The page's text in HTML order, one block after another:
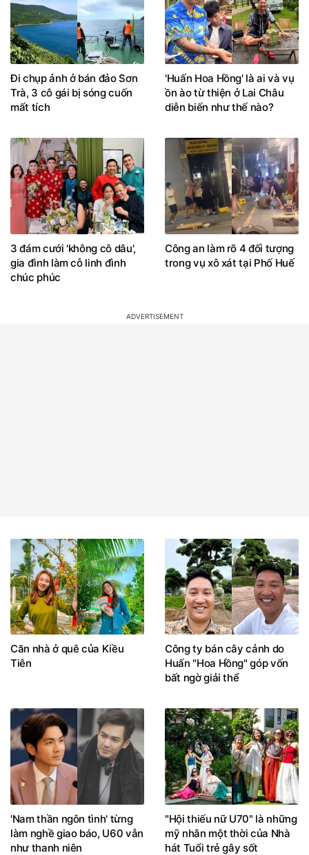
Đi chụp ảnh ở bán đảo Sơn
Trà, 3 cô gái bị sóng cuốn
mất tích
'Huấn Hoa Hồng' là ai và vụ
ồn ào từ thiện ở Lai Châu
diễn biến như thế nào?
3 đám cưới 'không cô dâu',
gia đình làm cỗ linh đình
chúc phúc
Công an làm rõ 4 đối tượng
trong vụ xô xát tại Phố Huế
Căn nhà ở quê của Kiều
Tiên
Công ty bán cây cảnh do
Huấn "Hoa Hồng" góp vốn
bất ngờ giải thể
'Nam thần ngôn tình' từng
làm nghề giao báo, U60 vẫn
như thanh niên
"Hội thiếu nữ U70" là những
mỹ nhân một thời của Nhà
hát Tuổi trẻ gây sốt